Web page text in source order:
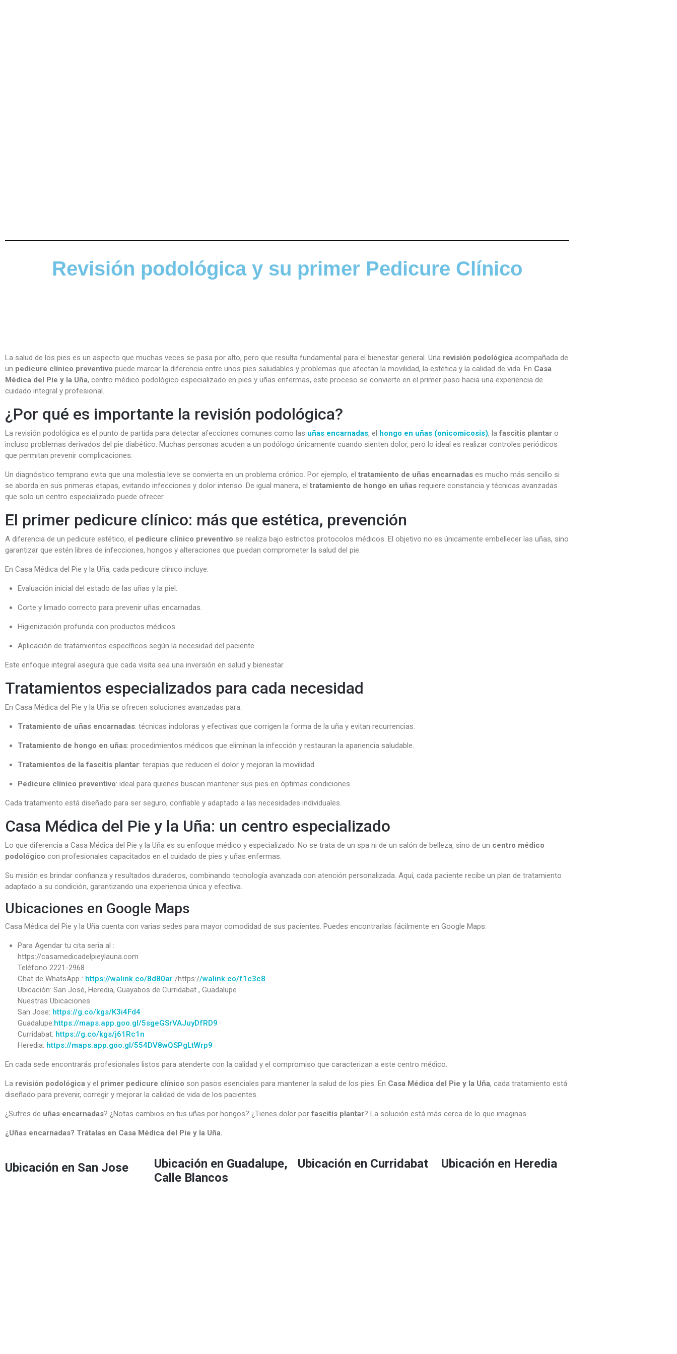
Revisión podológica y su primer Pedicure Clínico
La salud de los pies es un aspecto que muchas veces se pasa por alto, pero que resulta fundamental para el bienestar general. Una revisión podológica acompañada de
un pedicure clínico preventivo puede marcar la diferencia entre unos pies saludables y problemas que afectan la movilidad, la estética y la calidad de vida. En Casa
Médica del Pie y la Uña, centro médico podológico especializado en pies y uñas enfermas, este proceso se convierte en el primer paso hacia una experiencia de
cuidado integral y profesional.
¿Por qué es importante la revisión podológica?
La revisión podológica es el punto de partida para detectar afecciones comunes como las uñas encarnadas, el hongo en uñas (onicomicosis), lafascitis plantar o
incluso problemas derivados del pie diabético. Muchas personas acuden a un podólogo únicamente cuando sienten dolor, pero lo ideal es realizar controles periódicos
que permitan prevenir complicaciones.
Un diagnóstico temprano evita que una molestia leve se convierta en un problema crónico. Por ejemplo, el tratamiento de uñas encarnadas es mucho más sencillo si
se aborda en sus primeras etapas, evitando infecciones y dolor intenso. De igual manera, el tratamiento de hongo en uñas requiere constancia y técnicas avanzadas
que solo un centro especializado puede ofrecer.
El primer pedicure clínico: más que estética, prevención
A diferencia de un pedicure estético, el pedicure clínico preventivo se realiza bajo estrictos protocolos médicos. El objetivo no es únicamente embellecer las uñas, sino
garantizar que estén libres de infecciones, hongos y alteraciones que puedan comprometer la salud del pie.
En Casa Médica del Pie y la Uña, cada pedicure clínico incluye:
Evaluación inicial del estado de las uñas y la piel.
Corte y limado correcto para prevenir uñas encarnadas.
Higienización profunda con productos médicos.
Aplicación de tratamientos específicos según la necesidad del paciente.
Este enfoque integral asegura que cada visita sea una inversión en salud y bienestar.
Tratamientos especializados para cada necesidad
En Casa Médica del Pie y la Uña se ofrecen soluciones avanzadas para:
Tratamiento de uñas encarnadas: técnicas indoloras y efectivas que corrigen la forma de la uña y evitan recurrencias.
Tratamiento de hongo en uñas: procedimientos médicos que eliminan la infección y restauran la apariencia saludable.
Tratamientos de la fascitis plantar: terapias que reducen el dolor y mejoran la movilidad.
Pedicure clínico preventivo: ideal para quienes buscan mantener sus pies en óptimas condiciones.
Cada tratamiento está diseñado para ser seguro, confiable y adaptado a las necesidades individuales.
Casa Médica del Pie y la Uña: un centro especializado
Lo que diferencia a Casa Médica del Pie y la Uña es su enfoque médico y especializado. No se trata de un spa ni de un salón de belleza, sino de un centro médico
podológico con profesionales capacitados en el cuidado de pies y uñas enfermas.
Su misión es brindar confianza y resultados duraderos, combinando tecnología avanzada con atención personalizada. Aquí, cada paciente recibe un plan de tratamiento
adaptado a su condición, garantizando una experiencia única y efectiva.
Ubicaciones en Google Maps
Casa Médica del Pie y la Uña cuenta con varias sedes para mayor comodidad de sus pacientes. Puedes encontrarlas fácilmente en Google Maps:
Para Agendar tu cita seria al :
https://casamedicadelpieylauna.com
Teléfono 2221-2968
Chat de WhatsApp : https://walink.co/8d80ar /https://walink.co/f1c3c8
Ubicación: San José, Heredia, Guayabos de Curridabat , Guadalupe
Nuestras Ubicaciones
San Jose: https://g.co/kgs/K3i4Fd4
Guadalupe:https://maps.app.goo.gl/5sgeGSrVAJuyDfRD9
Curridabat: https://g.co/kgs/j61Rc1n
Heredia: https://maps.app.goo.gl/554DV8wQSPgLtWrp9
En cada sede encontrarás profesionales listos para atenderte con la calidad y el compromiso que caracterizan a este centro médico.
La revisión podológica y el primer pedicure clínico son pasos esenciales para mantener la salud de los pies. En Casa Médica del Pie y la Uña, cada tratamiento está
diseñado para prevenir, corregir y mejorar la calidad de vida de los pacientes.
¿Sufres de uñas encarnadas? ¿Notas cambios en tus uñas por hongos? ¿Tienes dolor porfascitis plantar? La solución está más cerca de lo que imaginas.
¿Uñas encarnadas? Trátalas en Casa Médica del Pie y la Uña.
Ubicación en San Jose
Ubicación en Guadalupe,
Calle Blancos
Ubicación en Curridabat Ubicación en Heredia